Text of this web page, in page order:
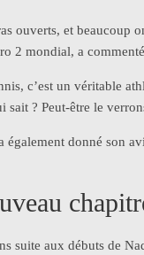
ouverts, et beaucoup
2 mondial, a
c’est un véritable
? Peut-être le
donné son
suite aux débuts de